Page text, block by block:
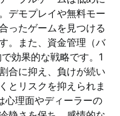
デモプレイや無料モー
ったゲームを見つける
。また、資金管理（バ
効果的な戦略です。1
合に抑え、負けが続い
とリスクを抑えられま
心理面やディーラーの